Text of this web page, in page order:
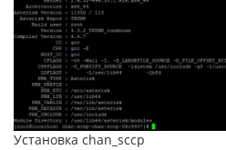
Установка chan_sccp